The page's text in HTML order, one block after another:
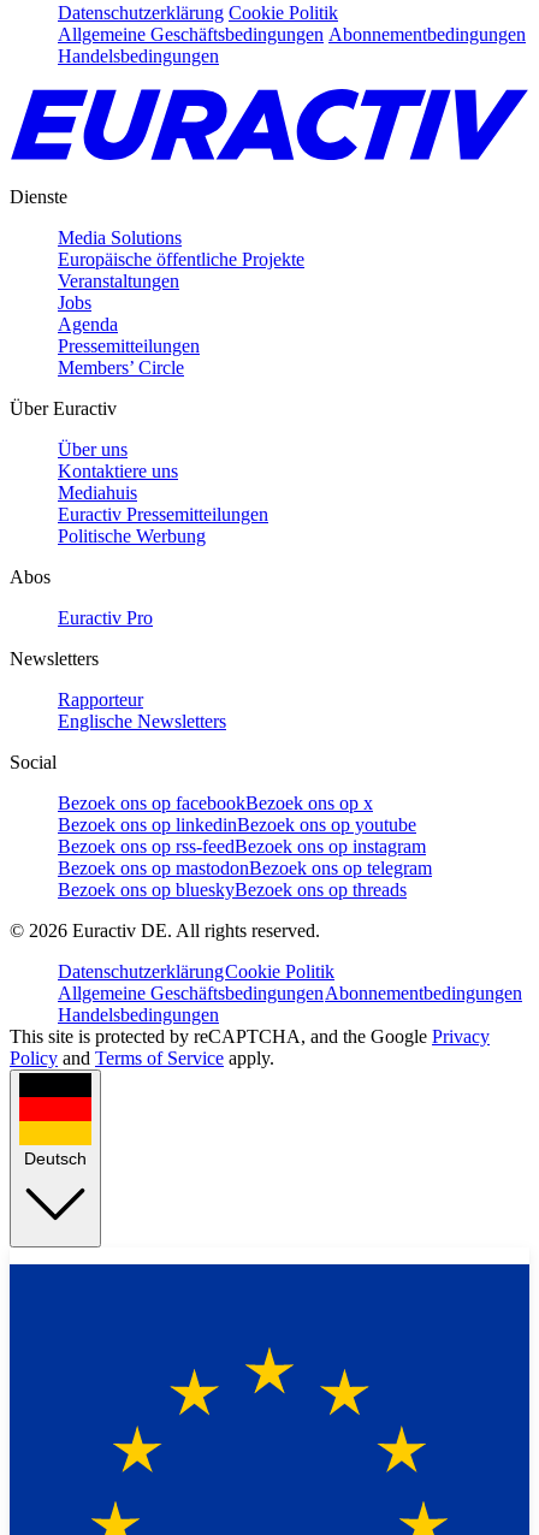
Datenschutzerklärung Cookie Politik
Allgemeine Geschäftsbedingungen Abonnementbedingungen
Handelsbedingungen
Dienste
Media Solutions
Europäische öffentliche Projekte
Veranstaltungen
Jobs
Agenda
Pressemitteilungen
Members’ Circle
Über Euractiv
Über uns
Kontaktiere uns
Mediahuis
Euractiv Pressemitteilungen
Politische Werbung
Abos
Euractiv Pro
Newsletters
Rapporteur
Englische Newsletters
Social
Bezoek ons op facebookBezoek ons op x
Bezoek ons op linkedinBezoek ons op youtube
Bezoek ons op rss-feedBezoek ons op instagram
Bezoek ons op mastodonBezoek ons op telegram
Bezoek ons op blueskyBezoek ons op threads
© 2026 Euractiv DE. All rights reserved.
DatenschutzerklärungCookie Politik
Allgemeine GeschäftsbedingungenAbonnementbedingungen
Handelsbedingungen
This site is protected by reCAPTCHA, and the Google Privacy
Policy and Terms of Service apply.
Deutsch